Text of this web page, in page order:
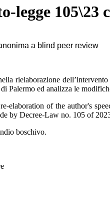
legge 105\23
a blind peer review
rielaborazione
Palermo ed analizza le
elaboration of the author's
by Decree-Law no. 105 of
boschivo.